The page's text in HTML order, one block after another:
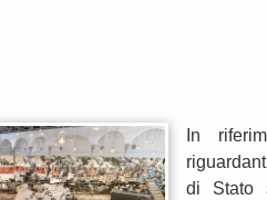
In
di Stato